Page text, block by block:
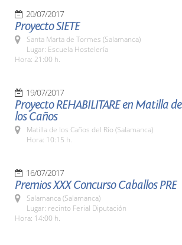
20/07/2017
Proyecto SIETE
Santa Marta de Tormes (Salamanca)
Lugar: Escuela Hostelería
Hora: 21:00 h.
19/07/2017
Proyecto REHABILITARE en Matilla de
los Caños
Matilla de los Caños del Río (Salamanca)
Hora: 10:15 h.
16/07/2017
Premios XXX Concurso Caballos PRE
Salamanca (Salamanca)
Lugar: recinto Ferial Diputación
Hora: 14:00 h.